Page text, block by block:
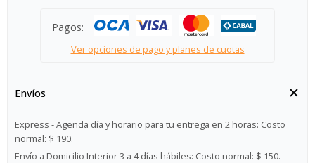
Pagos:
Ver opciones de pago y planes de cuotas
Envíos
Express - Agenda día y horario para tu entrega en 2 horas: Costo
normal: $ 190.
Envío a Domicilio Interior 3 a 4 días hábiles: Costo normal: $ 150.